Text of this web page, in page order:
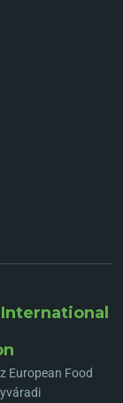
European Food